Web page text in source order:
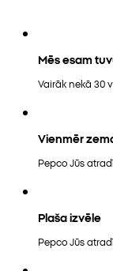
Mēs esam
Vairāk nekā 30
Vienmēr
Pepco Jūs
Plaša izvēle
Pepco Jūs